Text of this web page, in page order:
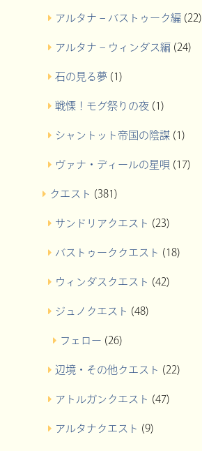
アルタナ – バストゥーク編(22)
アルタナ – ウィンダス編(24)
石の見る夢(1)
戦慄！モグ祭りの夜(1)
シャントット帝国の陰謀(1)
ヴァナ・ディールの星唄 (17)
クエスト (381)
サンドリアクエスト (23)
バストゥーククエスト (18)
ウィンダスクエスト (42)
ジュノクエスト (48)
フェロー (26)
辺境・その他クエスト (22)
アトルガンクエスト (47)
アルタナクエスト (9)